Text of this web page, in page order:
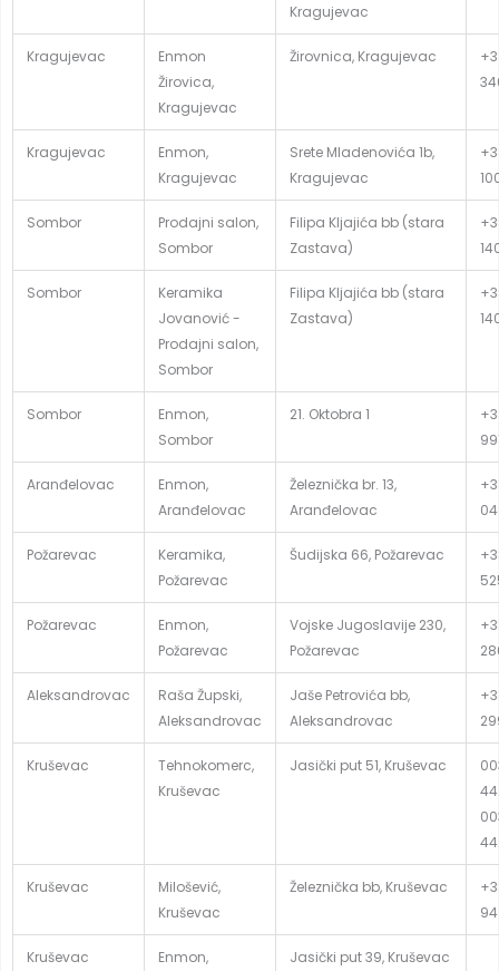
Kragujevac
Kragujevac
Enmon
Žirovica,
Kragujevac
Žirovnica, Kragujevac
Kragujevac
Enmon,
Kragujevac
Srete Mladenovića 1b,
Kragujevac
Sombor
Prodajni salon,
Sombor
Filipa Kljajića bb (stara
Zastava)
Sombor
Keramika
Jovanović -
Prodajni salon,
Sombor
Filipa Kljajića bb (stara
Zastava)
Sombor
Enmon,
Sombor
21. Oktobra 1
Aranđelovac
Enmon,
Aranđelovac
Železnička br. 13,
Aranđelovac
Požarevac
Keramika,
Požarevac
Šudijska 66, Požarevac
Požarevac
Enmon,
Požarevac
Vojske Jugoslavije 230,
Požarevac
Aleksandrovac
Raša Župski,
Aleksandrovac
Jaše Petrovića bb,
Aleksandrovac
Kruševac
Tehnokomerc,
Kruševac
Jasički put 51, Kruševac
Kruševac
Milošević,
Kruševac
Železnička bb, Kruševac
Kruševac
Enmon,
Jasički put 39, Kruševac